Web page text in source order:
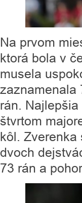
Na prvom
ktorá bola v
musela
zaznamenala
rán.
štvrtom
kôl.
dvoch
73 rán a